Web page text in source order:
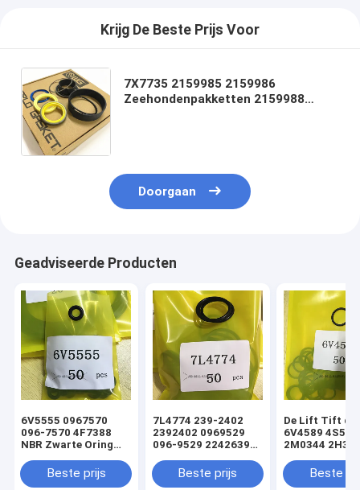
Krijg De Beste Prijs Voor
7X7735 2159985 2159986
Zeehondenpakketten 2159988
Doorgaan
Geadviseerde Producten
6V5555 0967570
096-7570 4F7388
NBR Zwarte Oring
cilinderladerafdichtingsset
Beste prijs
7L4774 239-2402
2392402 0969529
096-9529 2242639
Zwarte Oring
hydraulische
Beste prijs
De Lift Tift die
6V4589
2M0344
de
Beste